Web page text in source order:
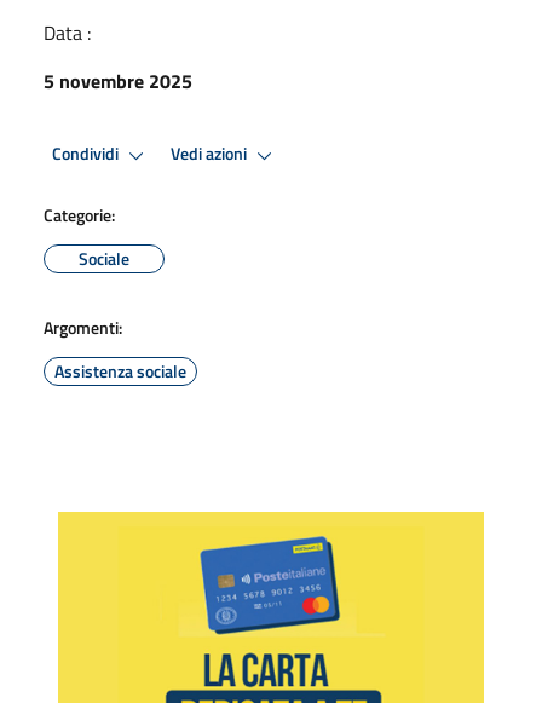
Data :
5 novembre 2025
Condividi Vedi azioni
Categorie:
Sociale
Argomenti:
Assistenza sociale